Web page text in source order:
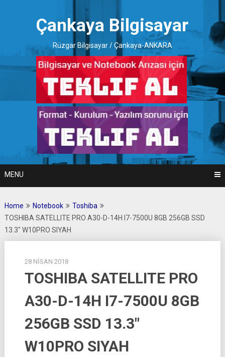
Çankaya Bilgisayar
Rüzgar Bilgisayar / Çankaya-ANKARA
MENU
Home Notebook
Toshiba
TOSHIBA SATELLITE PRO A30-D-14H I7-7500U 8GB 256GB SSD
13.3″ W10PRO SIYAH
28 NISAN 2018
TOSHIBA SATELLITE PRO
A30-D-14H I7-7500U 8GB
256GB SSD 13.3″
W10PRO SIYAH